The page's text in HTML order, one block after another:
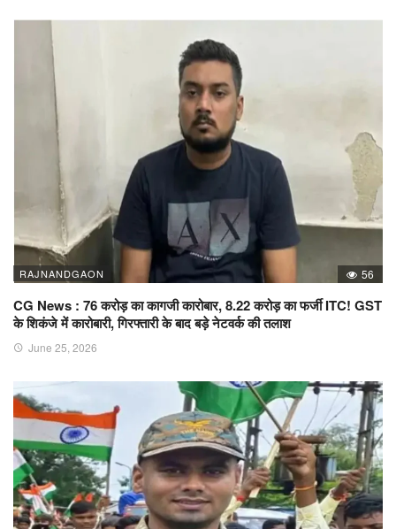
RAJNANDGAON 56
CG News : 76 करोड़ का कागजी कारोबार, 8.22 करोड़ का फर्जी ITC! GST
के शिकंजे में कारोबारी, गिरफ्तारी के बाद बड़े नेटवर्क की तलाश
June 25, 2026